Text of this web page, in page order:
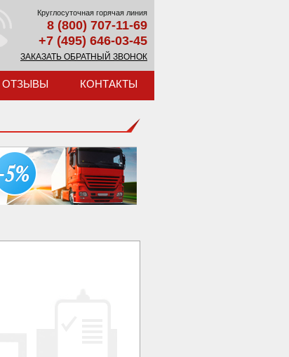
Круглосуточная горячая линия
8 (800) 707-11-69
+7 (495) 646-03-45
ЗАКАЗАТЬ ОБРАТНЫЙ ЗВОНОК
ОТЗЫВЫ КОНТАКТЫ